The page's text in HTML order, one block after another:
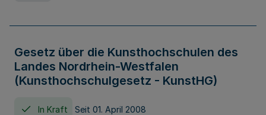
Gesetz über die Kunsthochschulen des
Landes Nordrhein-Westfalen
(Kunsthochschulgesetz - KunstHG)
In Kraft Seit 01. April 2008